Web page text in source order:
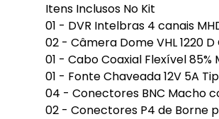
Itens Inclusos No Kit
01 - DVR Intelbras 4 canais
02 - Câmera Dome VHL 1220 D
01 - Cabo Coaxial Flexível 85%
01 - Fonte Chaveada 12V 5A
04 - Conectores BNC Macho
02 - Conectores P4 de Borne